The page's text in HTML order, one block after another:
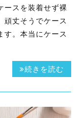
ースを装着せず裸
頑丈そうでケース
す。本当にケース
続きを読む